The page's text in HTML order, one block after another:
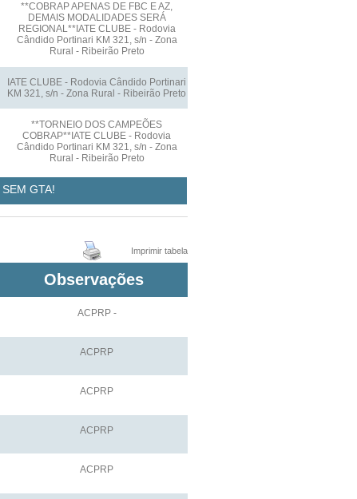
**COBRAP APENAS DE FBC E AZ,
DEMAIS MODALIDADES SERÁ
REGIONAL**IATE CLUBE - Rodovia
Cândido Portinari KM 321, s/n - Zona
Rural - Ribeirão Preto
IATE CLUBE - Rodovia Cândido Portinari
KM 321, s/n - Zona Rural - Ribeirão Preto
**TORNEIO DOS CAMPEÕES
COBRAP**IATE CLUBE - Rodovia
Cândido Portinari KM 321, s/n - Zona
Rural - Ribeirão Preto
GTA!
Imprimir tabela
Observações
ACPRP -
ACPRP
ACPRP
ACPRP
ACPRP